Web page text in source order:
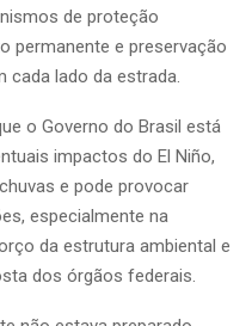
de proteção
permanente e preservação
cada lado da estrada.
o Governo do Brasil está
impactos do El Niño,
e pode provocar
especialmente na
da estrutura ambiental e
dos órgãos federais.